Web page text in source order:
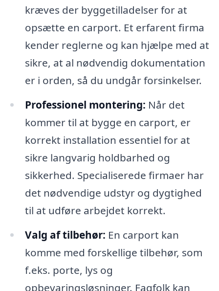
kræves der byggetilladelser for at
opsætte en carport. Et erfarent firma
kender reglerne og kan hjælpe med at
sikre, at al nødvendig dokumentation
er i orden, så du undgår forsinkelser.
Professionel montering: Når det
kommer til at bygge en carport, er
korrekt installation essentiel for at
sikre langvarig holdbarhed og
sikkerhed. Specialiserede firmaer har
det nødvendige udstyr og dygtighed
til at udføre arbejdet korrekt.
Valg af tilbehør: En carport kan
komme med forskellige tilbehør, som
f.eks. porte, lys og
opbevaringsløsninger. Fagfolk kan